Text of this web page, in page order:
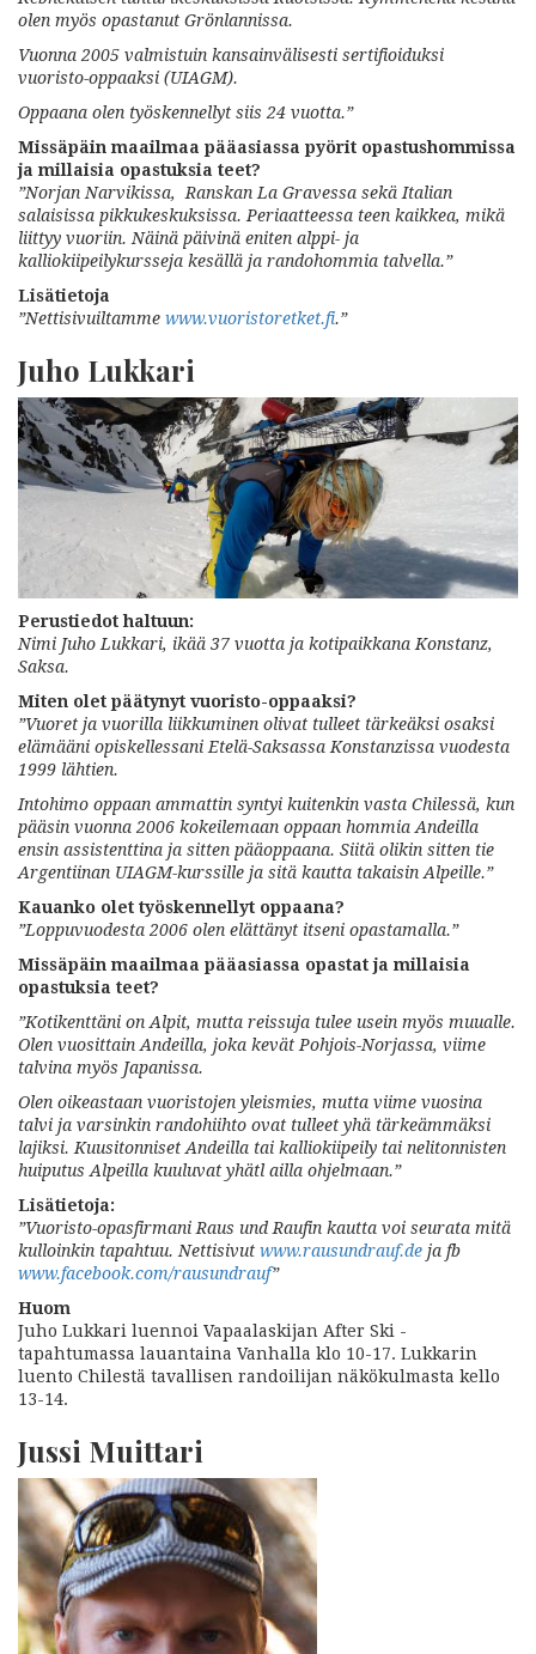
olen myös opastanut Grönlannissa.
Vuonna 2005 valmistuin kansainvälisesti sertifioiduksi
vuoristo-oppaaksi (UIAGM).
Oppaana olen työskennellyt siis 24 vuotta.”
Missäpäin maailmaa pääasiassa pyörit opastushommissa
ja millaisia opastuksia teet?
”Norjan Narvikissa, Ranskan La Gravessa sekä Italian
salaisissa pikkukeskuksissa. Periaatteessa teen kaikkea, mikä
liittyy vuoriin. Näinä päivinä eniten alppi- ja
kalliokiipeilykursseja kesällä ja randohommia talvella.”
Lisätietoja
”Nettisivuiltamme www.vuoristoretket.fi.”
Juho Lukkari
Perustiedot haltuun:
Nimi Juho Lukkari, ikää 37 vuotta ja kotipaikkana Konstanz,
Saksa.
Miten olet päätynyt vuoristo-oppaaksi?
”Vuoret ja vuorilla liikkuminen olivat tulleet tärkeäksi osaksi
elämääni opiskellessani Etelä-Saksassa Konstanzissa vuodesta
1999 lähtien.
Intohimo oppaan ammattin syntyi kuitenkin vasta Chilessä, kun
pääsin vuonna 2006 kokeilemaan oppaan hommia Andeilla
ensin assistenttina ja sitten pääoppaana. Siitä olikin sitten tie
Argentiinan UIAGM-kurssille ja sitä kautta takaisin Alpeille.”
Kauanko olet työskennellyt oppaana?
”Loppuvuodesta 2006 olen elättänyt itseni opastamalla.”
Missäpäin maailmaa pääasiassa opastat ja millaisia
opastuksia teet?
”Kotikenttäni on Alpit, mutta reissuja tulee usein myös muualle.
Olen vuosittain Andeilla, joka kevät Pohjois-Norjassa, viime
talvina myös Japanissa.
Olen oikeastaan vuoristojen yleismies, mutta viime vuosina
talvi ja varsinkin randohiihto ovat tulleet yhä tärkeämmäksi
lajiksi. Kuusitonniset Andeilla tai kalliokiipeily tai nelitonnisten
huiputus Alpeilla kuuluvat yhätl ailla ohjelmaan.”
Lisätietoja:
”Vuoristo-opasfirmani Raus und Raufin kautta voi seurata mitä
kulloinkin tapahtuu. Nettisivut www.rausundrauf.de ja fb
www.facebook.com/rausundrauf”
Huom
Juho Lukkari luennoi Vapaalaskijan After Ski -
tapahtumassa lauantaina Vanhalla klo 10-17. Lukkarin
luento Chilestä tavallisen randoilijan näkökulmasta kello
13-14.
Jussi Muittari